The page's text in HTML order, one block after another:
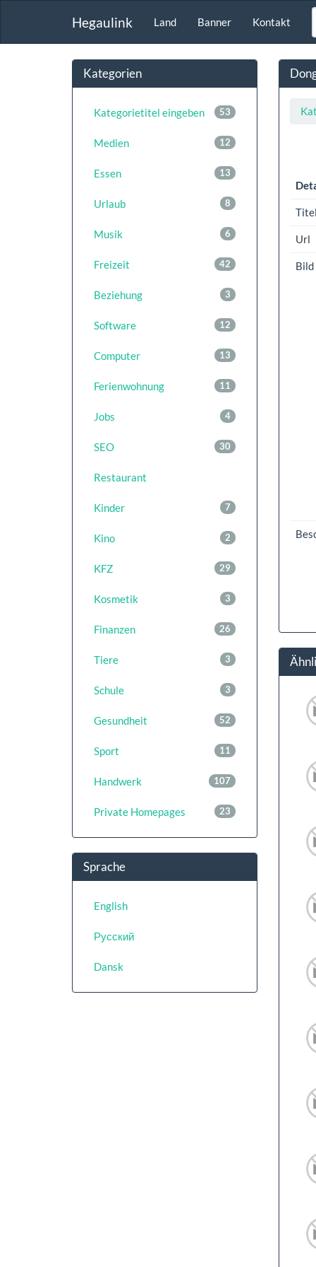
Hegaulink Land Banner Kontakt
Kategorien
53
Kategorietitel eingeben
12
Medien
13
Essen
8
Urlaub
6
Musik
42
Freizeit
3
Beziehung
12
Software
13
Computer
11
Ferienwohnung
4
Jobs
30
SEO
Restaurant
7
Kinder
2
Kino
29
KFZ
3
Kosmetik
26
Finanzen
3
Tiere
3
Schule
52
Gesundheit
11
Sport
107
Handwerk
23
Private Homepages
Sprache
English
Русский
Dansk
Url
Bild